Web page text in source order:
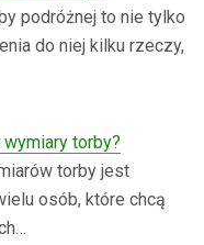
podróżnej to nie tylko
do niej kilku rzeczy,
torby?
torby jest
osób, które chcą